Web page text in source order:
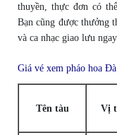
thuyền, thực đơn có
Bạn cũng được thưởng
và ca nhạc giao lưu
Giá vé xem pháo hoa
Tên tàu Vị